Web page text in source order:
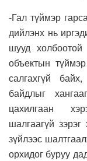
-Гал түймэр
дийлэнх нь
шууд
объектын
салгахгүй
байдлыг
цахилгаан
шалгаагүй
зүйлээс
орхидог буруу